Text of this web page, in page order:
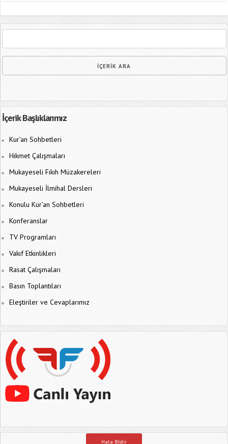
İçerik Başlıklarımız
Kur’an Sohbetleri
Hikmet Çalışmaları
Mukayeseli Fıkıh Müzakereleri
Mukayeseli İlmihal Dersleri
Konulu Kur’an Sohbetleri
Konferanslar
TV Programları
Vakıf Etkinlikleri
Rasat Çalışmaları
Basın Toplantıları
Eleştiriler ve Cevaplarımız
Hata Bildir